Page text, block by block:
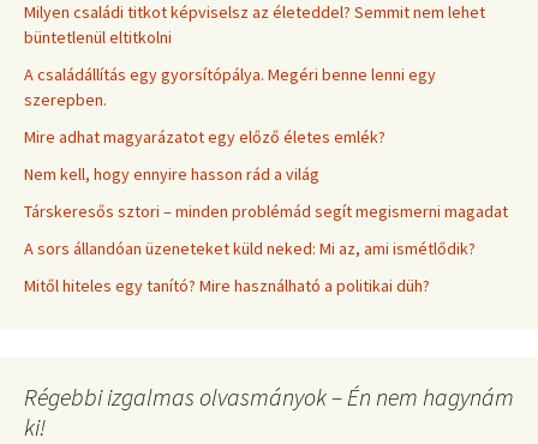
Milyen családi titkot képviselsz az életeddel? Semmit nem lehet
büntetlenül eltitkolni
A családállítás egy gyorsítópálya. Megéri benne lenni egy
szerepben.
Mire adhat magyarázatot egy előző életes emlék?
Nem kell, hogy ennyire hasson rád a világ
Társkeresős sztori – minden problémád segít megismerni magadat
A sors állandóan üzeneteket küld neked: Mi az, ami ismétlődik?
Mitől hiteles egy tanító? Mire használható a politikai düh?
Régebbi izgalmas olvasmányok – Én nem hagynám
ki!